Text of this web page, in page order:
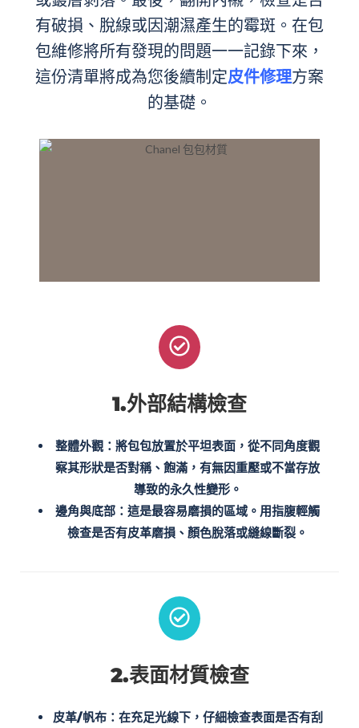
有破損、脫線或因潮濕產生的霉斑。在包
包維修將所有發現的問題一一記錄下來，
這份清單將成為您後續制定皮件修理方案
的基礎。
1.外部結構檢查
整體外觀 ：將包包放置於平坦表面，從不同角度觀
察其形狀是否對稱、飽滿，有無因重壓或不當存放
導致的永久性變形。
邊角與底部 ：這是最容易磨損的區域。用指腹輕觸
檢查是否有皮革磨損、顏色脫落或縫線斷裂。
2.表面材質檢查
皮革/帆布：在充足光線下，仔細檢查表面是否有刮